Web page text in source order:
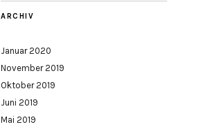
ARCHIV
Januar 2020
November 2019
Oktober 2019
Juni 2019
Mai 2019